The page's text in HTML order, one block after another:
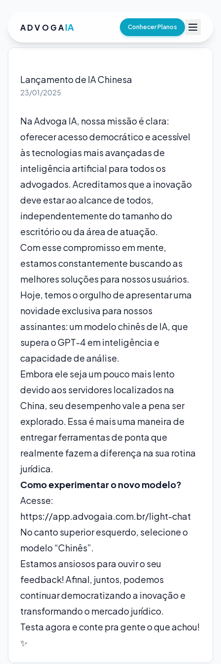
ADVOGAIA Conhecer Planos
Lançamento de IA Chinesa
23/01/2025
Na Advoga IA, nossa missão é clara:
oferecer acesso democrático e acessível
às tecnologias mais avançadas de
inteligência artificial para todos os
advogados. Acreditamos que a inovação
deve estar ao alcance de todos,
independentemente do tamanho do
escritório ou da área de atuação.
Com esse compromisso em mente,
estamos constantemente buscando as
melhores soluções para nossos usuários.
Hoje, temos o orgulho de apresentar uma
novidade exclusiva para nossos
assinantes: um modelo chinês de IA, que
supera o GPT-4 em inteligência e
capacidade de análise.
Embora ele seja um pouco mais lento
devido aos servidores localizados na
China, seu desempenho vale a pena ser
explorado. Essa é mais uma maneira de
entregar ferramentas de ponta que
realmente fazem a diferença na sua rotina
jurídica.
Como experimentar o novo modelo?
Acesse:
https://app.advogaia.com.br/light-chat
No canto superior esquerdo, selecione o
modelo “Chinês”.
Estamos ansiosos para ouvir o seu
feedback! Afinal, juntos, podemos
continuar democratizando a inovação e
transformando o mercado jurídico.
Testa agora e conte pra gente o que achou!
✨